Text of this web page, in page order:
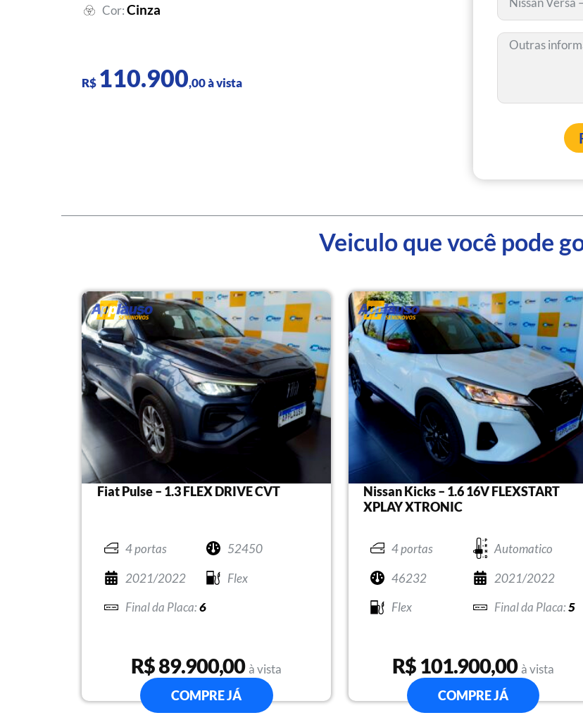
Cor:Cinza
R$ 110.900,00 à vista
Veiculo que você pode
Fiat Pulse – 1.3 FLEX DRIVE CVT
4 portas
52450
2021/2022
Flex
6
R$ 89.900,00 à vista
COMPRE JÁ
Nissan Kicks – 1.6 16V FLEXSTART
XPLAY XTRONIC
4 portas
Automatico
46232
2021/2022
Flex
5
R$ 101.900,00 à vista
COMPRE JÁ